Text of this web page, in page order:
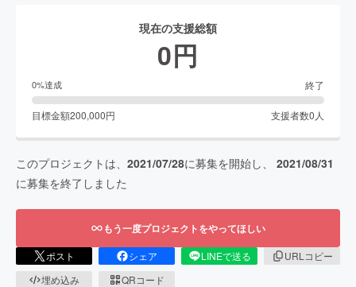
現在の支援総額
0円
0%達成 終了
目標金額200,000円 支援者数0 人
このプロジェクトは、 2021/07/28に募集を開始し、 2021/08/31
に募集を終了しました
もう一度プロジェクトをやってほしい
ポスト シェア LINEで送る
URLコピー
埋め込み
QRコード